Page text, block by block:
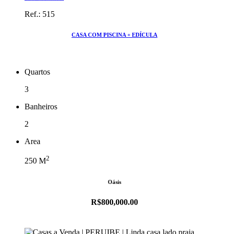
Ref.: 515
CASA COM PISCINA + EDÍCULA
Quartos
3
Banheiros
2
Area
250 M2
Oásis
R$800,000.00